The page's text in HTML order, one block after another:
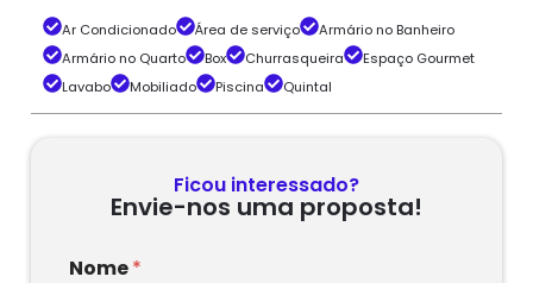
Ar Condicionado Área de serviço
Armário no Banheiro
Armário no Quarto
Box Churrasqueira
Espaço Gourmet
Lavabo
Mobiliado Piscina Quintal
Ficou interessado?
Envie-nos uma proposta!
Nome*